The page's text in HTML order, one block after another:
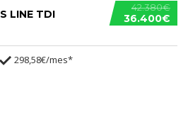
42.380€
36.400€
LINE TDI
298,58€/mes*